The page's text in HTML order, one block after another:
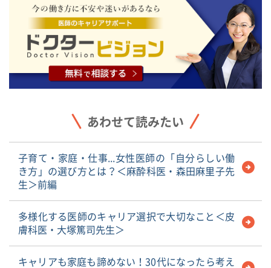
あわせて読みたい
子育て・家庭・仕事...女性医師の「自分らしい働
き方」の選び方とは？＜麻酔科医・森田麻里子先
生＞前編
多様化する医師のキャリア選択で大切なこと＜皮
膚科医・大塚篤司先生＞
キャリアも家庭も諦めない！30代になったら考え